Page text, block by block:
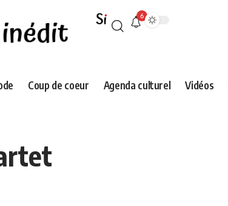
6
Coup de coeur Agenda culturel Vidéos